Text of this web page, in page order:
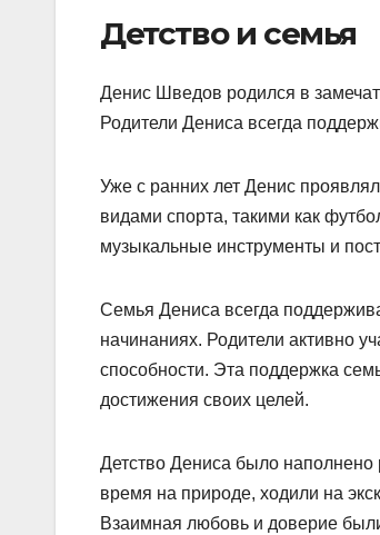
Детство и семья
Денис Шведов родился в
Родители Дениса всегда
Уже с ранних лет Денис
видами спорта, такими как
музыкальные инструменты и
Семья Дениса всегда
начинаниях. Родители активно
способности. Эта поддержка
достижения своих целей.
Детство Дениса было
время на природе, ходили на
Взаимная любовь и доверие